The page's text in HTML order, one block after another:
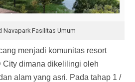
Navapark Fasilitas Umum
menjadi komunitas resort
City dimana dikelilingi oleh
alam yang asri. Pada tahap 1 /